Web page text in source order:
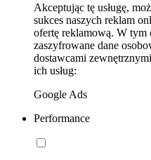
Akceptując tę usługę,
sukces naszych reklam
ofertę reklamową. W tym
zaszyfrowane dane
dostawcami
ich usług:
Google Ads
Performance